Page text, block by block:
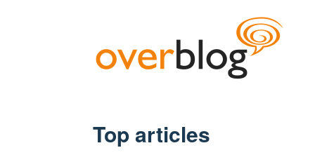
Top articles